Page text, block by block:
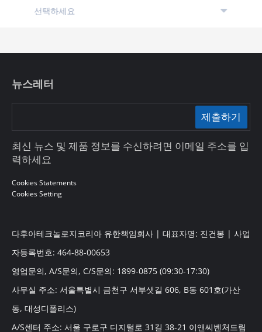
뉴스레터
제출하기
최신 뉴스 및 제품 정보를 수신하려면 이메일 주소를 입
력하세요
Cookies Statements
Cookies Setting
다후아테크놀로지코리아 유한책임회사 | 대표자명: 진건봉 | 사업
자등록번호: 464-88-00653
영업문의, A/S문의, C/S문의: 1899-0875 (09:30-17:30)
사무실 주소: 서울특별시 금천구 서부샛길 606, B동 601호(가산
동, 대성디폴리스)
A/S센터 주소: 서울 구로구 디지털로 31길 38-21 이앤씨벤처드림